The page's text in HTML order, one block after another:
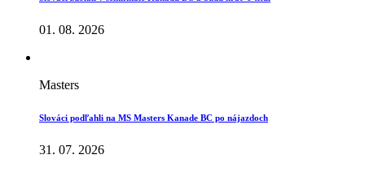
01. 08. 2026
Masters
Slováci podľahli na MS Masters Kanade BC po nájazdoch
31. 07. 2026